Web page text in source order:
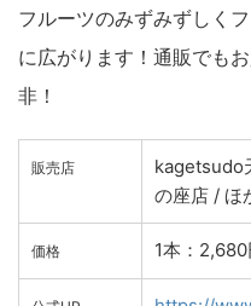
フルーツのみずみずしく
に広がります！通販でも
非！
販売店
kagetsudo
の座店 / ほ
価格 1本：